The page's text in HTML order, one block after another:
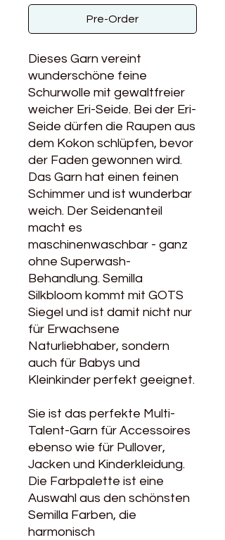
Pre-Order
Dieses Garn vereint
wunderschöne feine
Schurwolle mit gewaltfreier
weicher Eri-Seide. Bei der Eri-
Seide dürfen die Raupen aus
dem Kokon schlüpfen, bevor
der Faden gewonnen wird.
Das Garn hat einen feinen
Schimmer und ist wunderbar
weich. Der Seidenanteil
macht es
maschinenwaschbar - ganz
ohne Superwash-
Behandlung. Semilla
Silkbloom kommt mit GOTS
Siegel und ist damit nicht nur
für Erwachsene
Naturliebhaber, sondern
auch für Babys und
Kleinkinder perfekt geeignet.
Sie ist das perfekte Multi-
Talent-Garn für Accessoires
ebenso wie für Pullover,
Jacken und Kinderkleidung.
Die Farbpalette ist eine
Auswahl aus den schönsten
Semilla Farben, die
harmonisch